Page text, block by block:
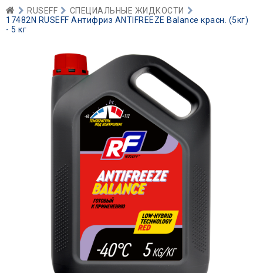
RUSEFF
СПЕЦИАЛЬНЫЕ ЖИДКОСТИ
17482N RUSEFF Антифриз ANTIFREEZE Balance красн. (5кг)
- 5 кг